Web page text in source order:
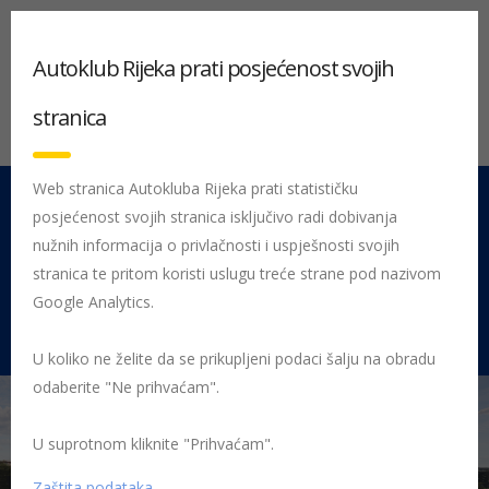
051 212 442 Centrala
Pon - Pet 08:00 - 16:00
Rujevica 9/1, 51000 Rijeka
Početna Posljednje objavljene novosti
Autoklub Rijeka prati posjećenost svojih
stranica
Web stranica Autokluba Rijeka prati statističku
posjećenost svojih stranica isključivo radi dobivanja
nužnih informacija o privlačnosti i uspješnosti svojih
stranica te pritom koristi uslugu treće strane pod nazivom
Google Analytics.
U koliko ne želite da se prikupljeni podaci šalju na obradu
odaberite "Ne prihvaćam".
U suprotnom kliknite "Prihvaćam".